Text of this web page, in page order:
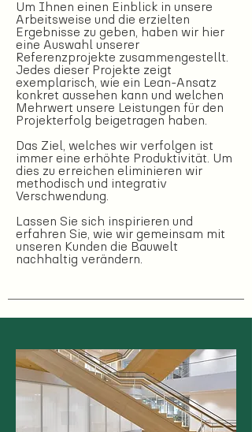
Um Ihnen einen Einblick in unsere
Arbeitsweise und die erzielten
Ergebnisse zu geben, haben wir hier
eine Auswahl unserer
Referenzprojekte zusammengestellt.
Jedes dieser Projekte zeigt
exemplarisch, wie ein Lean-Ansatz
konkret aussehen kann und welchen
Mehrwert unsere Leistungen für den
Projekterfolg beigetragen haben.
Das Ziel, welches wir verfolgen ist
immer eine erhöhte Produktivität. Um
dies zu erreichen eliminieren wir
methodisch und integrativ
Verschwendung.
Lassen Sie sich inspirieren und
erfahren Sie, wie wir gemeinsam mit
unseren Kunden die Bauwelt
nachhaltig verändern.